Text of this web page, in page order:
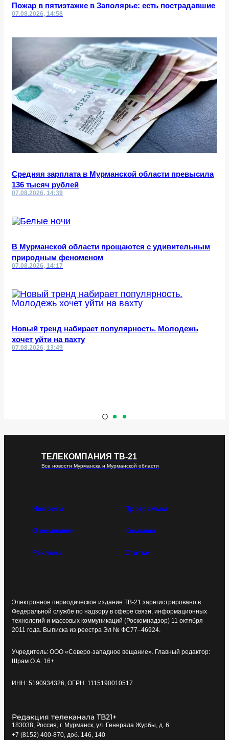
Пожар в пятиэтажке в Заполярье: есть пострадавшие
07.08.2026, 14:58
Средняя зарплата в Мурманской области превысила
136 тысяч рублей
07.08.2026, 14:39
В Мурманской области прощаются с удивительным
природным феноменом
07.08.2026, 14:17
Новый тренд набирает популярность. Молодежь
хочет уйти на вахту
07.08.2026, 13:49
ТЕЛЕКОМПАНИЯ ТВ-21
Все новости Мурманска и Мурманской области
Новости Программы
О компании Команда
Реклама Статьи
Электронное периодическое издание ТВ-21 зарегистрировано в
Федеральной службе по надзору в сфере связи, информационных
технологий и массовых коммуникаций (Роскомнадзор) 11 октября
2011 года. Выписка из реестра Эл № ФС77–46924.
Учредитель: ООО «Северо-западное вещание». Главный редактор:
Шрам О.А. 16+
ИНН: 5190934326, ОГРН: 1115190010517
Редакция телеканала ТВ21+
183038, Россия, г. Мурманск, ул. Генерала Журбы, д. 6
+7 (8152) 400-870, доб. 146, 140